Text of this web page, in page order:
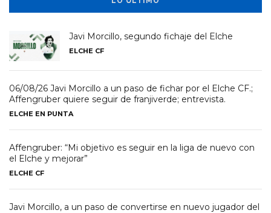
Javi Morcillo, segundo fichaje del Elche
ELCHE CF
06/08/26 Javi Morcillo a un paso de fichar por el Elche CF.;
Affengruber quiere seguir de franjiverde; entrevista.
ELCHE EN PUNTA
Affengruber: “Mi objetivo es seguir en la liga de nuevo con
el Elche y mejorar”
ELCHE CF
Javi Morcillo, a un paso de convertirse en nuevo jugador del